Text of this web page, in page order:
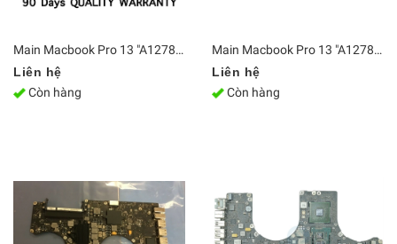
Main Macbook Pro 13 "A1278 2010 820-2879-B
Liên hệ
Còn hàng
Main Macbook Pro 13 "A1278 core 2 2009 820-2530-A
Liên hệ
Còn hàng